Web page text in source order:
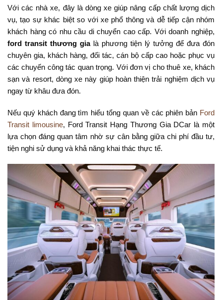
Với các nhà xe, đây là dòng xe giúp nâng cấp chất lượng dịch
vụ, tạo sự khác biệt so với xe phổ thông và dễ tiếp cận nhóm
khách hàng có nhu cầu di chuyển cao cấp. Với doanh nghiệp,
ford transit thương gialà phương tiện lý tưởng để đưa đón
chuyên gia, khách hàng, đối tác, cán bộ cấp cao hoặc phục vụ
các chuyến công tác quan trọng. Với đơn vị cho thuê xe, khách
sạn và resort, dòng xe này giúp hoàn thiện trải nghiệm dịch vụ
ngay từ khâu đưa đón.
Nếu quý khách đang tìm hiểu tổng quan về các phiên bản Ford
Transit limousine, Ford Transit Hạng Thương Gia DCar là một
lựa chọn đáng quan tâm nhờ sự cân bằng giữa chi phí đầu tư,
tiện nghi sử dụng và khả năng khai thác thực tế.